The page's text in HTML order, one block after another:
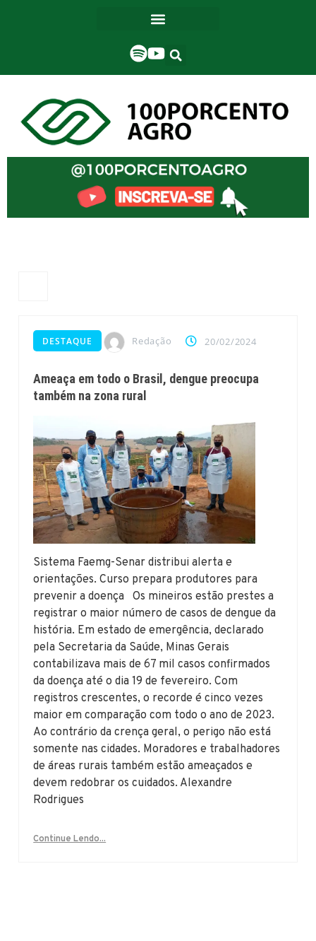
DESTAQUE Redação 20/02/2024
Ameaça em todo o Brasil, dengue preocupa
também na zona rural
Sistema Faemg-Senar distribui alerta e
orientações. Curso prepara produtores para
prevenir a doença Os mineiros estão prestes a
registrar o maior número de casos de dengue da
história. Em estado de emergência, declarado
pela Secretaria da Saúde, Minas Gerais
contabilizava mais de 67 mil casos confirmados
da doença até o dia 19 de fevereiro. Com
registros crescentes, o recorde é cinco vezes
maior em comparação com todo o ano de 2023.
Ao contrário da crença geral, o perigo não está
somente nas cidades. Moradores e trabalhadores
de áreas rurais também estão ameaçados e
devem redobrar os cuidados. Alexandre
Rodrigues
Continue Lendo...